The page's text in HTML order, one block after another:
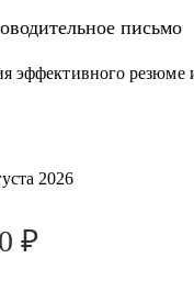
письмо
эффективного
2026
₽